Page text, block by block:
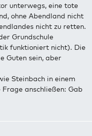
unterwegs, eine tote
ohne Abendland nicht
nicht zu retten.
Grundschule
funktioniert nicht). Die
Guten sein, aber
Steinbach in einem
anschließen: Gab